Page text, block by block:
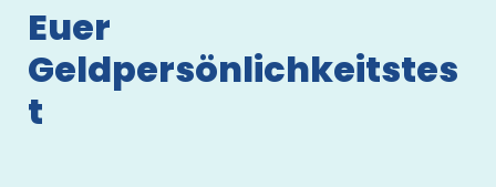
Euer
Geldpersönlichkeitstes
t